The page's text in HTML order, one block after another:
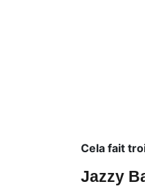
Cela fait
Jazzy